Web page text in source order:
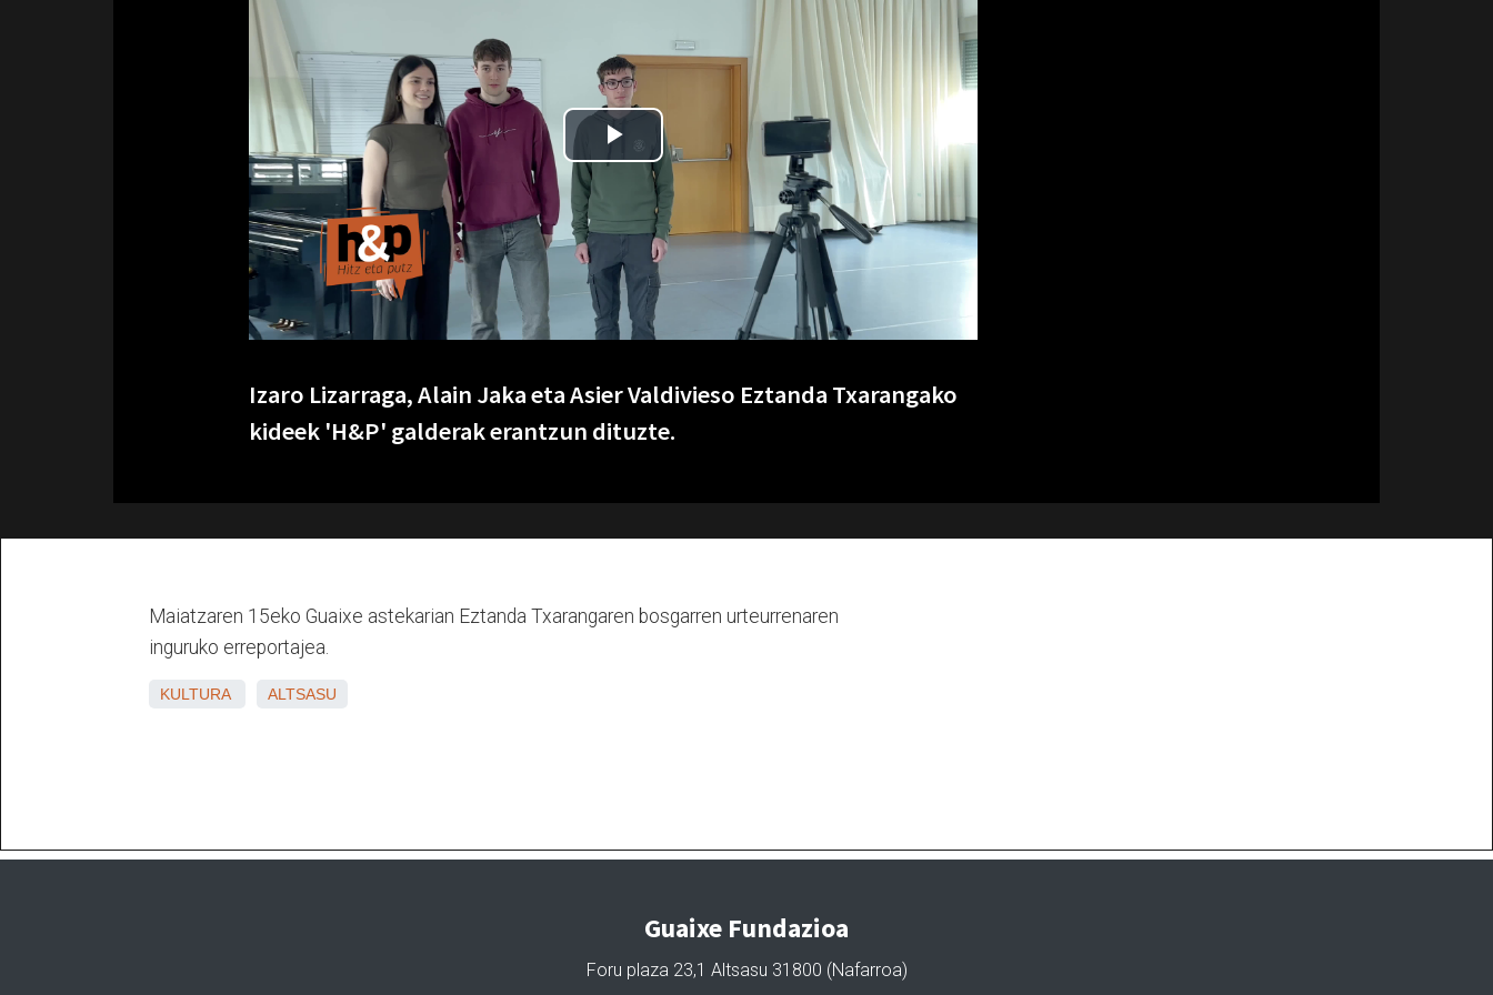
Izaro Lizarraga, Alain Jaka eta Asier Valdivieso Eztanda Txarangako
kideek 'H&P' galderak erantzun dituzte.
Maiatzaren 15eko Guaixe astekarian Eztanda Txarangaren bosgarren urteurrenaren
inguruko erreportajea.
KULTURA ALTSASU
Guaixe Fundazioa
Foru plaza 23,1 Altsasu 31800 (Nafarroa)